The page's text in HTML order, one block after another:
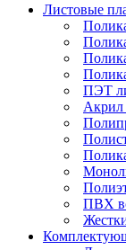
Листовые
ПЭТ
Акрил
ПВХ